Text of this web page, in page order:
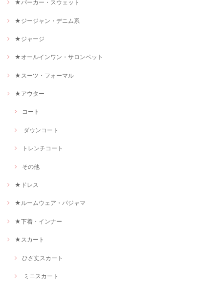
★パーカー・スウェット
★ジージャン・デニム系
★ジャージ
★オールインワン・サロンペット
★スーツ・フォーマル
★アウター
コート
ダウンコート
トレンチコート
その他
★ドレス
★ルームウェア・パジャマ
★下着・インナー
★スカート
ひざ丈スカート
ミニスカート